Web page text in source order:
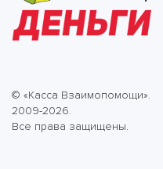
© «Касса Взаимопомощи».
2009-2026.
Все права защищены.